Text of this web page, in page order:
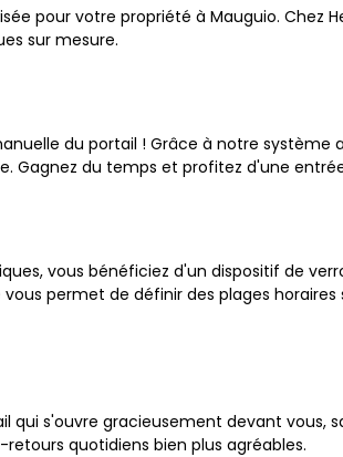
pour votre propriété à Mauguio. Chez
sur mesure.
du portail ! Grâce à notre
du temps et profitez d'une
vous bénéficiez d'un dispositif de
permet de définir des plages
s'ouvre gracieusement devant vous,
quotidiens bien plus agréables.